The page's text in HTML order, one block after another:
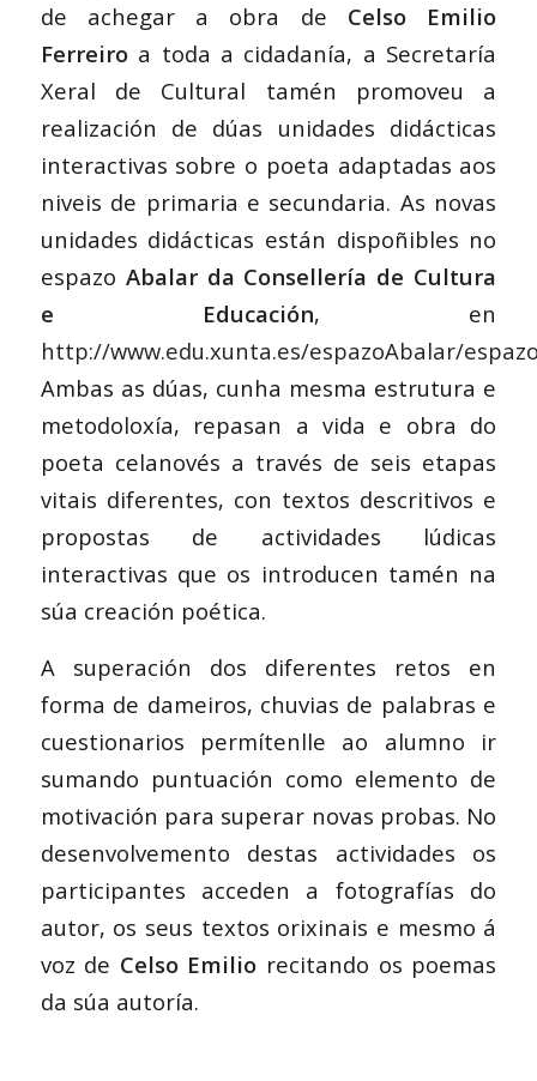
de achegar a obra de Celso Emilio
Ferreiroa toda a cidadanía, a Secretaría
Xeral de Cultural tamén promoveu a
realización de dúas unidades didácticas
interactivas sobre o poeta adaptadas aos
niveis de primaria e secundaria. As novas
unidades didácticas están dispoñibles no
espazo Abalar da Consellería de Cultura
e Educación, en
http://www.edu.xunta.es/espazoAbalar/
Ambas as dúas, cunha mesma estrutura e
metodoloxía, repasan a vida e obra do
poeta celanovés a través de seis etapas
vitais diferentes, con textos descritivos e
propostas de actividades lúdicas
interactivas que os introducen tamén na
súa creación poética.
A superación dos diferentes retos en
forma de dameiros, chuvias de palabras e
cuestionarios permítenlle ao alumno ir
sumando puntuación como elemento de
motivación para superar novas probas. No
desenvolvemento destas actividades os
participantes acceden a fotografías do
autor, os seus textos orixinais e mesmo á
voz de Celso Emilio recitando os poemas
da súa autoría.